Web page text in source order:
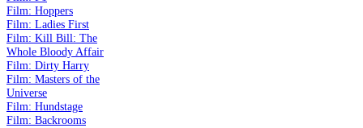
Film: Hoppers
Film: Ladies First
Film: Kill Bill: The
Whole Bloody Affair
Film: Dirty Harry
Film: Masters of the
Universe
Film: Hundstage
Film: Backrooms